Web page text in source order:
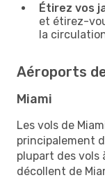
Étirez vos
et étirez-
la
Aéroports
Miami
Les vols de
principalement
plupart des vols
décollent de